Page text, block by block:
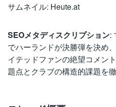
サムネイル: Heute.at
SEOメタディスクリプション:
でハーランドが決勝弾を決め
イテッドファンの絶望コメン
題点とクラブの構造的課題を徹